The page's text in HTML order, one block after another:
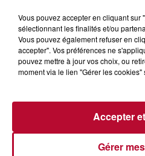
Vous pouvez accepter en cliquant sur
sélectionnant les finalités et/ou
Vous pouvez également refuser en
accepter". Vos préférences ne
pouvez mettre à jour vos choix, ou
moment via le lien "Gérer les
Gérer
Accepter